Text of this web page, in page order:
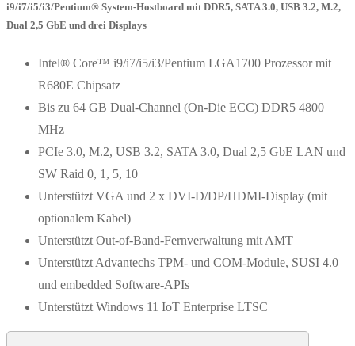
i9/i7/i5/i3/Pentium® System-Hostboard mit DDR5, SATA 3.0, USB 3.2, M.2,
Dual 2,5 GbE und drei Displays
Intel® Core™ i9/i7/i5/i3/Pentium LGA1700 Prozessor mit
R680E Chipsatz
Bis zu 64 GB Dual-Channel (On-Die ECC) DDR5 4800
MHz
PCIe 3.0, M.2, USB 3.2, SATA 3.0, Dual 2,5 GbE LAN und
SW Raid 0, 1, 5, 10
Unterstützt VGA und 2 x DVI-D/DP/HDMI-Display (mit
optionalem Kabel)
Unterstützt Out-of-Band-Fernverwaltung mit AMT
Unterstützt Advantechs TPM- und COM-Module, SUSI 4.0
und embedded Software-APIs
Unterstützt Windows 11 IoT Enterprise LTSC